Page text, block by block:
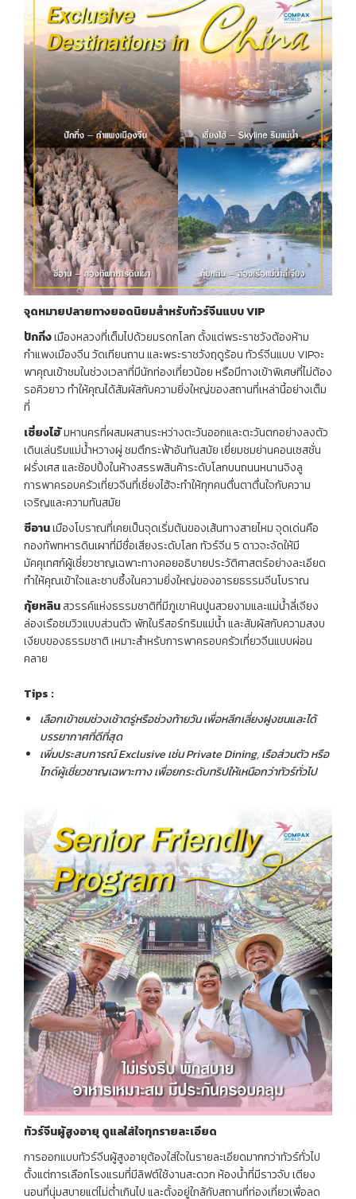
จุดหมายปลายทางยอดนิยมสำหรับทัวร์จีนแบบ VIP
ปักกิ่งเมืองหลวงที่เต็มไปด้วยมรดกโลก ตั้งแต่พระราชวังต้องห้าม
กำแพงเมืองจีน วัดเทียนถาน และพระราชวังฤดูร้อน ทัวร์จีนแบบ VIPจะ
พาคุณเข้าชมในช่วงเวลาที่มีนักท่องเที่ยวน้อย หรือมีทางเข้าพิเศษที่ไม่ต้อง
รอคิวยาว ทำให้คุณได้สัมผัสกับความยิ่งใหญ่ของสถานที่เหล่านี้อย่างเต็ม
ที่
เซี่ยงไฮ้มหานครที่ผสมผสานระหว่างตะวันออกและตะวันตกอย่างลงตัว
เดินเล่นริมแม่น้ำหวางผู่ ชมตึกระฟ้าอันทันสมัย เยี่ยมชมย่านคอนเซสชั่น
ฝรั่งเศส และช้อปปิ้งในห้างสรรพสินค้าระดับโลกบนถนนหนานจิงลู
การพาครอบครัวเที่ยวจีนที่เซี่ยงไฮ้จะทำให้ทุกคนตื่นตาตื่นใจกับความ
เจริญและความทันสมัย
ซีอานเมืองโบราณที่เคยเป็นจุดเริ่มต้นของเส้นทางสายไหม จุดเด่นคือ
กองทัพทหารดินเผาที่มีชื่อเสียงระดับโลก ทัวร์จีน 5 ดาวจะจัดให้มี
มัคคุเทศก์ผู้เชี่ยวชาญเฉพาะทางคอยอธิบายประวัติศาสตร์อย่างละเอียด
ทำให้คุณเข้าใจและซาบซึ้งในความยิ่งใหญ่ของอารยธรรมจีนโบราณ
กุ้ยหลินสวรรค์แห่งธรรมชาติที่มีภูเขาหินปูนสวยงามและแม่น้ำลี่เจียง
ล่องเรือชมวิวแบบส่วนตัว พักในรีสอร์ทริมแม่น้ำ และสัมผัสกับความสงบ
เงียบของธรรมชาติ เหมาะสำหรับการพาครอบครัวเที่ยวจีนแบบผ่อน
คลาย
Tips :
เลือกเข้าชมช่วงเช้าตรู่หรือช่วงท้ายวัน เพื่อหลีกเลี่ยงฝูงชนและได้
บรรยากาศที่ดีที่สุด
เพิ่มประสบการณ์ Exclusiveเช่น Private Dining,เรือส่วนตัว หรือ
ไกด์ผู้เชี่ยวชาญเฉพาะทาง เพื่อยกระดับทริปให้เหนือกว่าทัวร์ทั่วไป
ทัวร์จีนผู้สูงอายุ ดูแลใส่ใจทุกรายละเอียด
การออกแบบทัวร์จีนผู้สูงอายุต้องใส่ใจในรายละเอียดมากกว่าทัวร์ทั่วไป
ตั้งแต่การเลือกโรงแรมที่มีลิฟต์ใช้งานสะดวก ห้องน้ำที่มีราวจับ เตียง
นอนที่นุ่มสบายแต่ไม่ต่ำเกินไป และตั้งอยู่ใกล้กับสถานที่ท่องเที่ยวเพื่อลด